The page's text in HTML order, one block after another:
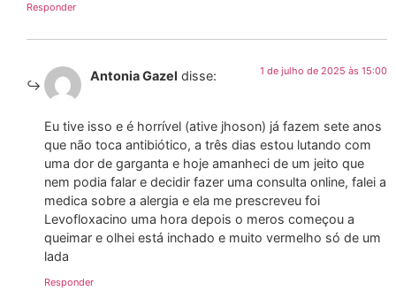
Responder
Antonia Gazel disse: 1 de julho de 2025 às 15:00
Eu tive isso e é horrível (ative jhoson) já fazem sete anos
que não toca antibiótico, a três dias estou lutando com
uma dor de garganta e hoje amanheci de um jeito que
nem podia falar e decidir fazer uma consulta online, falei a
medica sobre a alergia e ela me prescreveu foi
Levofloxacino uma hora depois o meros começou a
queimar e olhei está inchado e muito vermelho só de um
lada
Responder